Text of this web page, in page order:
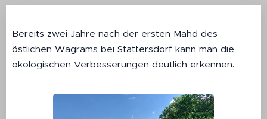
Bereits zwei Jahre nach der ersten Mahd des
östlichen Wagrams bei Stattersdorf kann man die
ökologischen Verbesserungen deutlich erkennen.